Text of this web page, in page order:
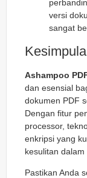
versi
sangat
Ashampoo
dan esensial
dokumen PDF
Dengan fitur
processor,
enkripsi yang
kesulitan dalam
Pastikan Anda